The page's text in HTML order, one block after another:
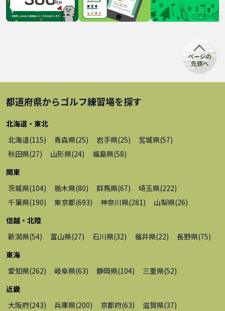
都道府県からゴルフ練習場を探す
北海道・東北
北海道(115) 青森県(25) 岩手県(25) 宮城県(57)
秋田県(27) 山形県(24) 福島県(58)
関東
茨城県(104) 栃木県(80) 群馬県(67) 埼玉県(222)
千葉県(190) 東京都(693) 神奈川県(281) 山梨県(26)
信越・北陸
新潟県(54) 富山県(27) 石川県(32) 福井県(22) 長野県(75)
東海
愛知県(262) 岐阜県(63) 静岡県(104) 三重県(52)
近畿
大阪府(243) 兵庫県(200) 京都府(63) 滋賀県(37)